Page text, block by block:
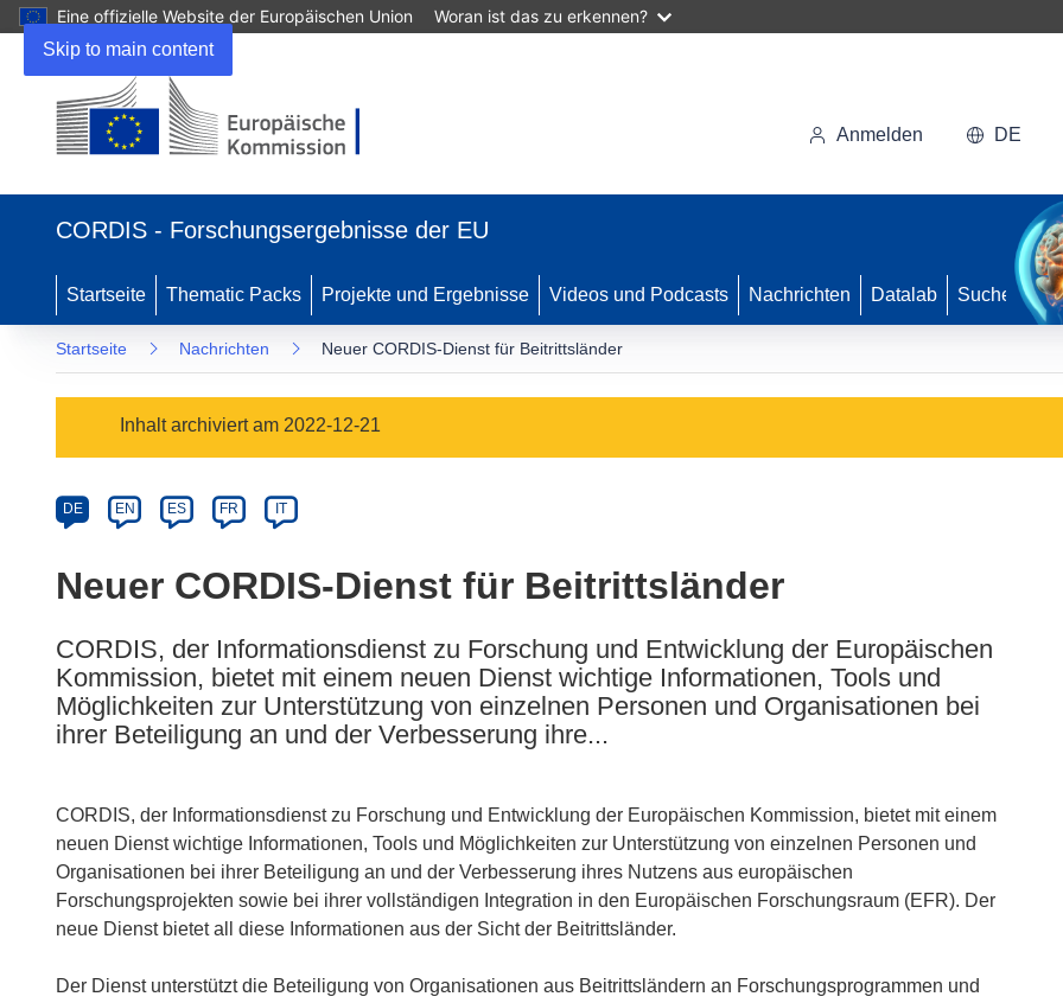
Skip to main content
Eine offizielle Website der Europäischen Union Woran ist das zu erkennen?
neuem
Anmelden DE
CORDIS - Forschungsergebnisse der EU
Startseite Thematic Packs Projekte und Ergebnisse Videos und Podcasts Nachrichten Datalab Suche
Startseite Nachrichten Neuer CORDIS-Dienst für Beitrittsländer
Category
Inhalt archiviert am 2022-12-21
Article
available
the
languages:
DE EN ES FR IT
Neuer CORDIS-Dienst für Beitrittsländer
CORDIS, der Informationsdienst zu Forschung und Entwicklung der Europäischen
Kommission, bietet mit einem neuen Dienst wichtige Informationen, Tools und
Möglichkeiten zur Unterstützung von einzelnen Personen und Organisationen bei
ihrer Beteiligung an und der Verbesserung ihre...
CORDIS, der Informationsdienst zu Forschung und Entwicklung der Europäischen Kommission, bietet mit einem
neuen Dienst wichtige Informationen, Tools und Möglichkeiten zur Unterstützung von einzelnen Personen und
Organisationen bei ihrer Beteiligung an und der Verbesserung ihres Nutzens aus europäischen
Forschungsprojekten sowie bei ihrer vollständigen Integration in den Europäischen Forschungsraum (EFR). Der
neue Dienst bietet all diese Informationen aus der Sicht der Beitrittsländer.
Der Dienst unterstützt die Beteiligung von Organisationen aus Beitrittsländern an Forschungsprogrammen und